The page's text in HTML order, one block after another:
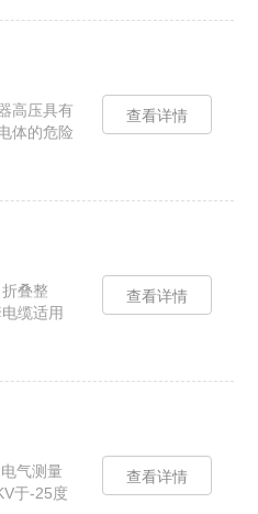
高压具有
体的危险
查看详情
叠整
缆适用
查看详情
气测量
于-25度
查看详情